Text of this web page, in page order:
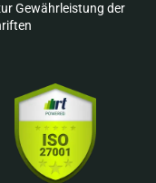
Gewährleistung der